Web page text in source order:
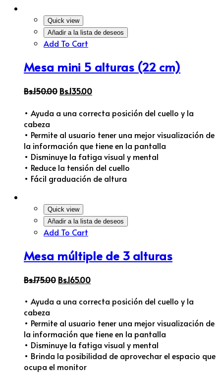
Quick view
Añadir a la lista de deseos
Add To Cart
Mesa mini 5 alturas (22 cm)
Bs.150.00 Bs.135.00
• Ayuda a una correcta posición del cuello y la
cabeza
• Permite al usuario tener una mejor visualización de
la información que tiene en la pantalla
• Disminuye la fatiga visual y mental
• Reduce la tensión del cuello
• Fácil graduación de altura
Quick view
Añadir a la lista de deseos
Add To Cart
Mesa múltiple de 3 alturas
Bs.175.00 Bs.165.00
• Ayuda a una correcta posición del cuello y la
cabeza
• Permite al usuario tener una mejor visualización de
la información que tiene en la pantalla
• Disminuye la fatiga visual y mental
• Brinda la posibilidad de aprovechar el espacio que
ocupa el monitor